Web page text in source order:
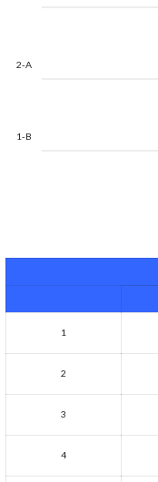
2-A
1-B
1
2
3
4